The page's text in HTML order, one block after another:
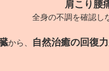
肩こり腰
全身の不調を確認し
から、 自然治癒の回復力